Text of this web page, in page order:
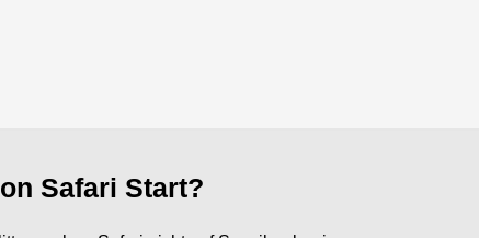
Safari Start?